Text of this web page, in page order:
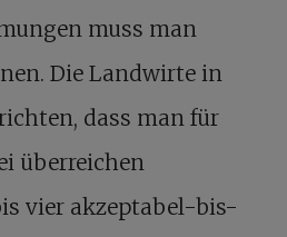
muss man
Die Landwirte in
dass man für
überreichen
vier akzeptabel-bis-